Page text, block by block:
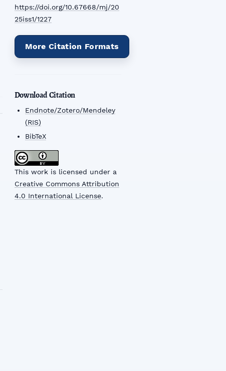
https://doi.org/10.67668/mj/20
25iss1/1227
More Citation Formats
Download Citation
Endnote/Zotero/Mendeley
(RIS)
BibTeX
This work is licensed under a
Creative Commons Attribution
4.0 International License.